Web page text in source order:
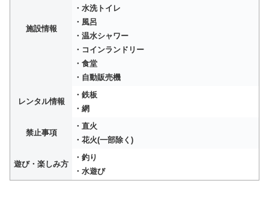
施設情報
・水洗トイレ
・風呂
・温水シャワー
・コインランドリー
・食堂
・自動販売機
レンタル情報
・鉄板
・網
禁止事項
・直火
・花火(一部除く)
遊び・楽しみ方
・釣り
・水遊び